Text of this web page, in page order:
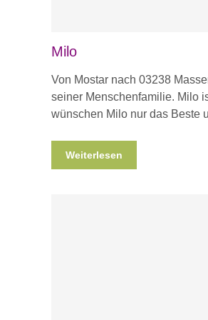
Milo
Von Mostar nach 03238
seiner Menschenfamilie. Milo
wünschen Milo nur das Beste
Weiterlesen